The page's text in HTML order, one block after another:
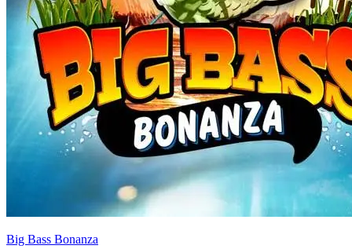
Big Bass Bonanza